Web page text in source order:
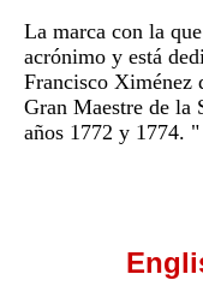
La marca con la
acrónimo y está
Francisco Ximénez
Gran Maestre de la
años 1772 y 1774. "